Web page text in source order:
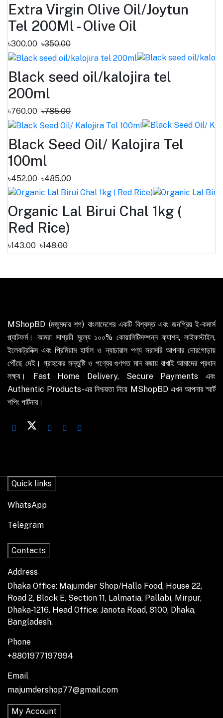
Extra Virgin Olive Oil/Joytun
Tel 200Ml - Olive Oil
৳300.00 ৳350.00
Black seed oil/kalojira tel
200ml
৳760.00 ৳785.00
Black Seed Oil/ Kalojira Tel
100ml
৳452.00 ৳485.00
Organic Lal Birui Chal 1kg (
Red Rice)
৳143.00 ৳148.00
MShopBD (মজুমদার শপ) বাংলাদেশের একটি বিশ্বস্ত এবং জনপ্রিয় ই-কমার্স
প্ল্যাটফর্ম। আমরা সাশ্রয়ী মূল্যে ১০০% কোয়ালিটিসম্পন্ন ফ্যাশন, লাইফস্টাইল,
ইলেকট্রনিক্স এবং প্রিমিয়াম হার্বাল ও ন্যাচারাল পণ্য সরাসরি আপনার দোরগোড়ায়
পৌঁছে দেই। গ্রাহকের সন্তুষ্টি ও পণ্যের গুণগত মান বজায় রাখাই আমাদের প্রধান
লক্ষ্য। Fast Home Delivery, Secure Payments এবং
Authentic Products-এর নিশ্চয়তা নিয়ে MShopBD এখন আপনার স্মার্ট
শপিং পার্টনার।
Quick links
WhatsApp
Telegram
Contacts
Address
Dhaka Office: Majumder Shop/Hallo Food, House 22,
Road 2, Block E, Section 11, Lalmatia, Pallabi, Mirpur,
Dhaka-1216. Head Office: Janota Road, 8100, Dhaka,
Bangladesh.
Phone
+8801977197994
Email
majumdershop77@gmail.com
My Account